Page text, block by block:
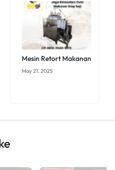
Mesin Retort Makanan
May 21, 2025